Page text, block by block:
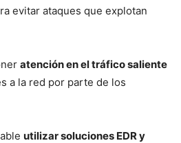
evitar ataques que explotan
atención en el tráfico saliente
a la red por parte de los
utilizar soluciones EDR y